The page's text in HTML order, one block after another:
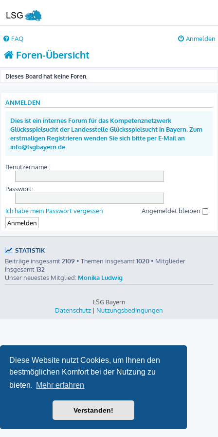
Diese Website nutzt Cookies, um Ihnen den
bestmöglichen Komfort bei der Nutzung zu
bieten. Mehr erfahren
Verstanden!
FAQ Anmelden
Foren-Übersicht
Dieses Board hat keine Foren.
ANMELDEN
Dies ist ein internes Forum für das Kompetenznetzwerk
Glücksspielsucht der Landesstelle Glücksspielsucht in Bayern. Zum
erstmaligen Registrieren wenden Sie sich bitte per E-Mail an
info@lsgbayern.de.
Benutzername:
Passwort:
Ich habe mein Passwort vergessen Angemeldet bleiben
STATISTIK
Beiträge insgesamt2109 • Themen insgesamt1020 • Mitglieder
insgesamt132
Unser neuestes Mitglied: Monika Ludwig
LSG Bayern
Datenschutz | Nutzungsbedingungen